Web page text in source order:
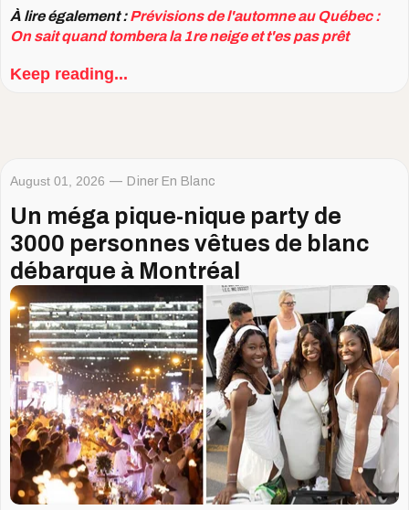
À lire également :Prévisions de l'automne au Québec :
On sait quand tombera la 1re neige et t'es pas prêt
Keep reading...
August 01, 2026 Diner En Blanc
Un méga pique-nique party de
3000 personnes vêtues de blanc
débarque à Montréal